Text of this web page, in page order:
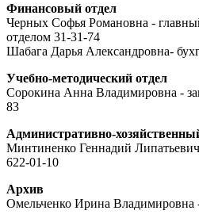
Финансовый отдел
Черных Софья Романовна -
отделом 31-31-74
Шабага Дарья Александровна-
Учебно-методический отдел
Сорокина Анна Владимировна -
83
Административно-
Минтиненко Геннадий
622-01-10
Архив
Омельченко Ирина Владимировна